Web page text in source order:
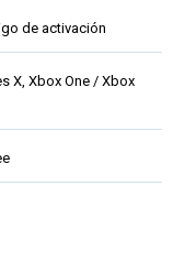
de activación
X, Xbox One / Xbox